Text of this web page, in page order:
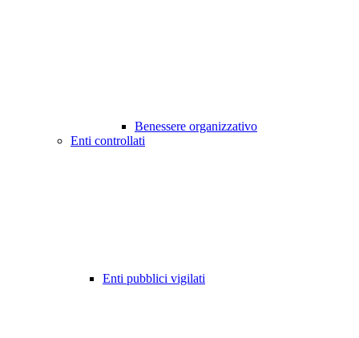
Benessere organizzativo
Enti controllati
Enti pubblici vigilati